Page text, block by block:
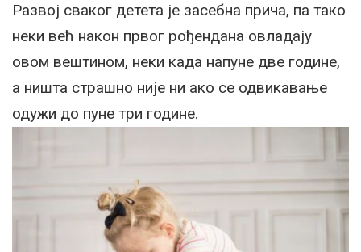
Развој сваког детета је засебна прича, па тако
неки већ након првог рођендана овладају
овом вештином, неки када напуне две године,
а ништа страшно није ни ако се одвикавање
одужи до пуне три године.